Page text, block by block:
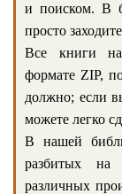
и поиском. В
просто
Все книги
формате ZIP,
должно; если
можете легко
В нашей
разбитых на
различных